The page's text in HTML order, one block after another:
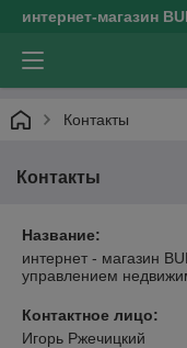
интернет-магазин
Контакты
Контакты
Название:
интернет - магазин
управлением
Контактное лицо:
Игорь Ржечицкий